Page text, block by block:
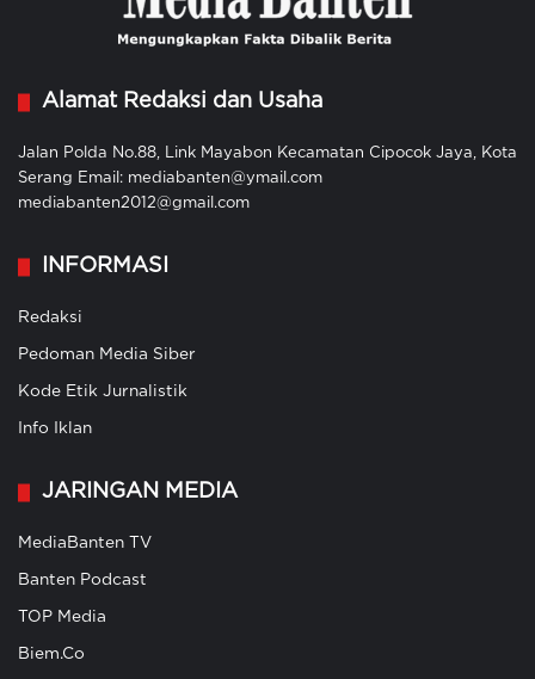
Alamat Redaksi dan Usaha
Jalan Polda No.88, Link Mayabon Kecamatan Cipocok Jaya, Kota
Serang Email: mediabanten@ymail.com
mediabanten2012@gmail.com
INFORMASI
Redaksi
Pedoman Media Siber
Kode Etik Jurnalistik
Info Iklan
JARINGAN MEDIA
MediaBanten TV
Banten Podcast
TOP Media
Biem.Co